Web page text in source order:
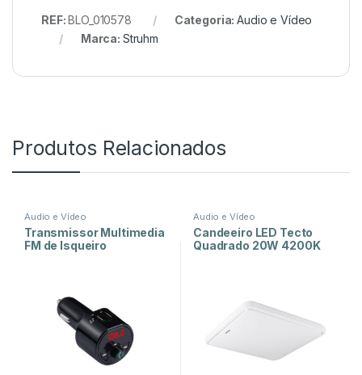
REF:BLO_010578 Categoria:Audio e Vídeo
Marca: Struhm
Produtos Relacionados
Audio e Vídeo
Transmissor Multimedia
FM de Isqueiro
Audio e Vídeo
Candeeiro LED Tecto
Quadrado 20W 4200K